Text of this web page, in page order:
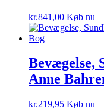
kr.841,00 Køb nu
Bevægelse,
Anne
kr.219,95 Køb nu